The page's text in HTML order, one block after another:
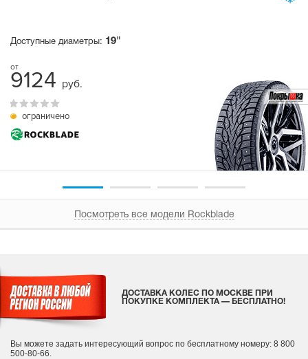
Доступные диаметры: 19"
9124 руб.
ограничено
Посмотреть все модели Rockblade
ДОСТАВКА КОЛЕС ПО МОСКВЕ ПРИ
ПОКУПКЕ КОМПЛЕКТА — БЕСПЛАТНО!
Вы можете задать интересующий вопрос по бесплатному номеру: 8 800
500-80-66.